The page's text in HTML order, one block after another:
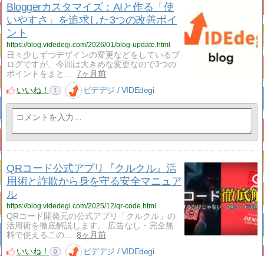
Bloggerカスタマイズ：AIと作る「使
いやすさ」を追求した3つの改善ポイ
ント
https://blog.videdegi.com/2026/01/blog-update.html
日々少しずつデザインの変更などをしているブ
ログですが、今回は大きめな変更なので3つの
ポイントをまと…
7ヶ月前
いいね！
1 ビデデジ / VIDEdegi
QRコード公式アプリ『クルクル』活
用術と詐欺から身を守る安全マニュア
ル
https://blog.videdegi.com/2025/12/qr-code.html
QRコード開発元の公式アプリ「クルクル」の
活用術を徹底解説します。 広告なし・完全無
料で使えるこの…
8ヶ月前
いいね！
0 ビデデジ / VIDEdegi